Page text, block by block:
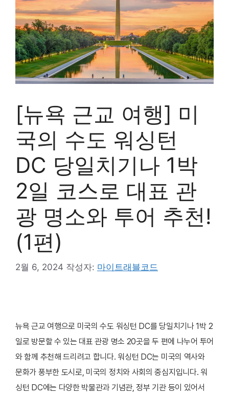
[뉴욕 근교 여행] 미
국의 수도 워싱턴
DC 당일치기나 1박
2일 코스로 대표 관
광 명소와 투어 추천!
(1편)
2월 6, 2024 작성자: 마이트래블코드
뉴욕 근교 여행으로 미국의 수도 워싱턴 DC를 당일치기나 1박 2
일로 방문할 수 있는 대표 관광 명소 20곳을 두 편에 나누어 투어
와 함께 추천해 드리려고 합니다. 워싱턴 DC는 미국의 역사와
문화가 풍부한 도시로, 미국의 정치와 사회의 중심지입니다. 워
싱턴 DC에는 다양한 박물관과 기념관, 정부 기관 등이 있어서